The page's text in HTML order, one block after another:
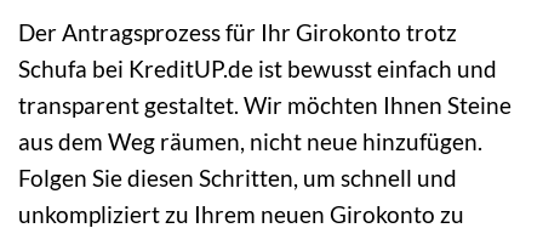
Der Antragsprozess für Ihr Girokonto trotz
Schufa bei KreditUP.de ist bewusst einfach und
transparent gestaltet. Wir möchten Ihnen Steine
aus dem Weg räumen, nicht neue hinzufügen.
Folgen Sie diesen Schritten, um schnell und
unkompliziert zu Ihrem neuen Girokonto zu